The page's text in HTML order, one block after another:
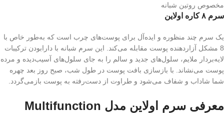
مخصوص روتین شبانه
سرم ۸ کاره اولاین
یک سرم چند منظوره و ایده‌آل برای پوست‌های چرب است که به‌طور خاص با
8 مشکل آزاردهنده پوست مقابله می‌کند. این سرم شبانه با دارابودن ترکیبات
لایه‌بردار ملایم، سلول‌های جدید و سالم را به جای سلول‌های آسیب‌دیده و مرده
پوست می‌نشاند. با بازسازی بافت پوست در طول شب، صبح روز بعد چهره
شما شاداب و شفاف می‌شود و طراوت از دست‌رفته به پوست بازمی‌گردد.
معرفی سرم اولاین مدل Multifunction